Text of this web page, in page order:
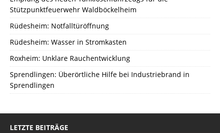
Stützpunktfeuerwehr Waldböckelheim
Rüdesheim: Notfalltüröffnung
Rüdesheim: Wasser in Stromkasten
Roxheim: Unklare Rauchentwicklung
Sprendlingen: Überörtliche Hilfe bei Industriebrand in
Sprendlingen
LETZTE BEITRÄGE